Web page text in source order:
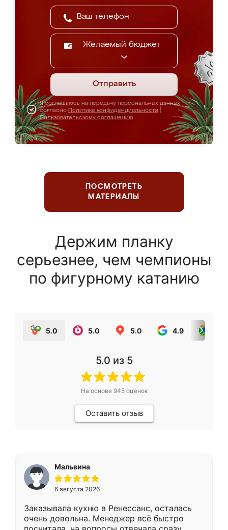
Желаемый бюджет
Отправить
Я соглашаюсь на передачу персональных данных
согласно Политике конфиденциальности
Пользовательскому соглашению
ПОСМОТРЕТЬ
МАТЕРИАЛЫ
Держим планку
серьезнее, чем чемпионы
по фигурному катанию
5.0 5.0 5.0 4.9
5.0 из 5
На основе 945оценок
Оставить отзыв
Мальвина
6 августа 2026
Заказывала кухню в Ренессанс, осталась
очень довольна. Менеджер всё быстро